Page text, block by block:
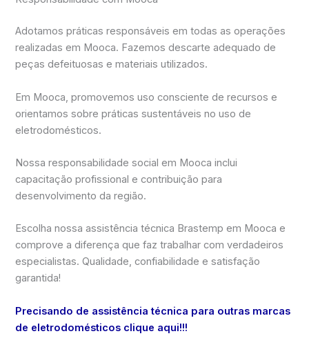
Adotamos práticas responsáveis em todas as operações
realizadas em Mooca. Fazemos descarte adequado de
peças defeituosas e materiais utilizados.
Em Mooca, promovemos uso consciente de recursos e
orientamos sobre práticas sustentáveis no uso de
eletrodomésticos.
Nossa responsabilidade social em Mooca inclui
capacitação profissional e contribuição para
desenvolvimento da região.
Escolha nossa assistência técnica Brastemp em Mooca e
comprove a diferença que faz trabalhar com verdadeiros
especialistas. Qualidade, confiabilidade e satisfação
garantida!
Precisando de assistência técnica para outras marcas
de eletrodomésticos clique aqui!!!